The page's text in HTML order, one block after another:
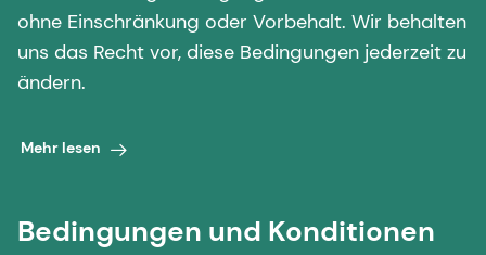
ohne Einschränkung oder Vorbehalt. Wir behalten
uns das Recht vor, diese Bedingungen jederzeit zu
ändern.
Mehr lesen
Bedingungen und Konditionen